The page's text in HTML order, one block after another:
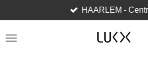
direct
naar
HAARLEM -